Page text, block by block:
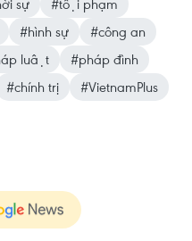
sự
#tội phạm
#hình sự
#công an
luật
#pháp đình
#chính trị
#VietnamPlus